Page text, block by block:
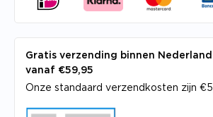
Gratis verzending binnen
vanaf €59,95
Onze standaard verzendkosten zijn